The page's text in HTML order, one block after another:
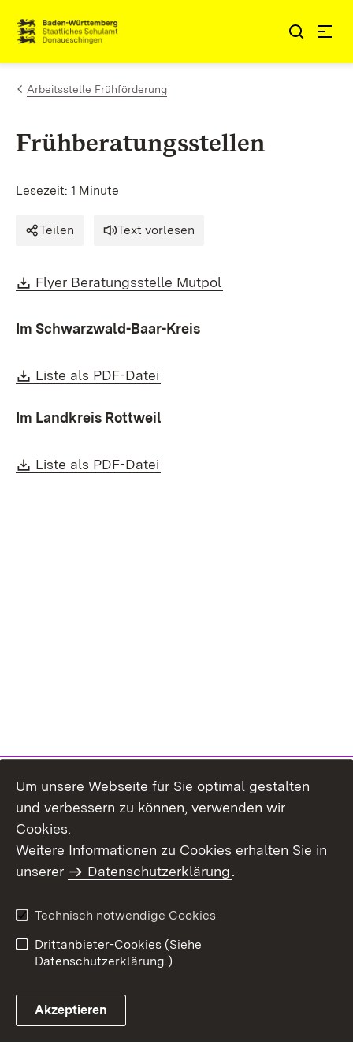
Zum Inhalt springen
Link zur Startseite
Arbeitsstelle Frühförderung
Frühberatungsstellen
Lesezeit: 1 Minute
Teilen Text vorlesen
Download:
Flyer Beratungsstelle Mutpol
Im Schwarzwald-Baar-Kreis
Download:
Liste als PDF-Datei
Im Landkreis Rottweil
Download:
Liste als PDF-Datei
Benutzungshinweise
Erklärung zur
Um unsere Webseite für Sie optimal gestalten
und verbessern zu können, verwenden wir
Cookies.
Weitere Informationen zu Cookies erhalten Sie in
unserer
Datenschutzerklärung.
Technisch notwendige Cookies
Drittanbieter-Cookies (Siehe
Datenschutzerklärung.)
Akzeptieren